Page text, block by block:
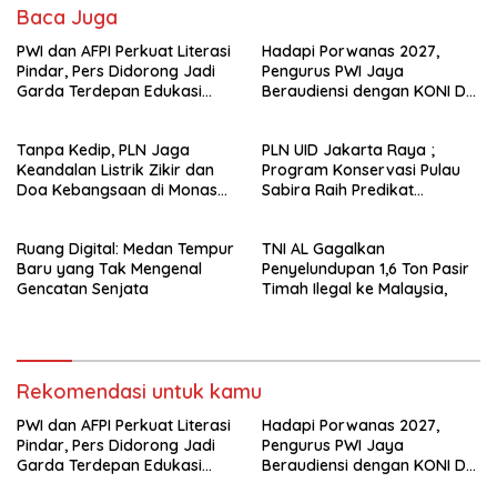
Baca Juga
PWI dan AFPI Perkuat Literasi
Pindar, Pers Didorong Jadi
Garda Terdepan Edukasi
Hadapi Porwanas 2027,
Pengurus PWI Jaya
Beraudiensi dengan KONI DKI
Tanpa Kedip, PLN Jaga
Keandalan Listrik Zikir dan
Doa Kebangsaan di Monas
PLN UID Jakarta Raya ;
Program Konservasi Pulau
Sabira Raih Predikat
Ruang Digital: Medan Tempur
Baru yang Tak Mengenal
Gencatan Senjata
TNI AL Gagalkan
Penyelundupan 1,6 Ton Pasir
Timah Ilegal ke Malaysia,
Rekomendasi untuk kamu
PWI dan AFPI Perkuat Literasi
Pindar, Pers Didorong Jadi
Garda Terdepan Edukasi
Hadapi Porwanas 2027,
Pengurus PWI Jaya
Beraudiensi dengan KONI DKI